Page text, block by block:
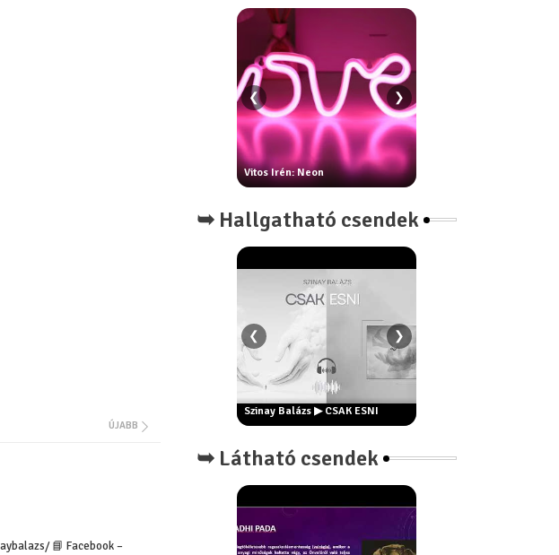
ÚJABB
📘 Facebook –
Vitos Irén: Neon
❮ ❯
➥ Hallgatható csendek
Szinay Balázs ▶ CSAK ESNI
❮ ❯
➥ Látható csendek